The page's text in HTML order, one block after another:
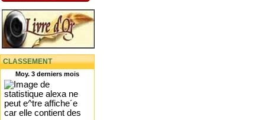
CLASSEMENT
Moy. 3 derniers mois